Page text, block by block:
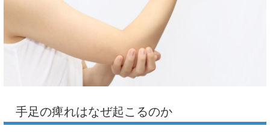
手足の痺れはなぜ起こるのか